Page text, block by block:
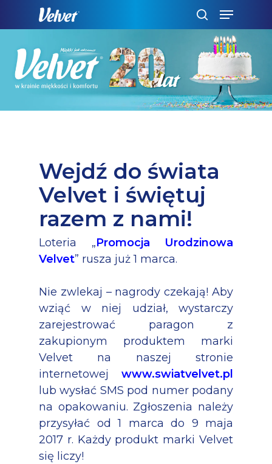
content
szukaj
Menu
Wejdź do świata
Velvet i świętuj
razem z nami!
Loteria „Promocja Urodzinowa
Velvet” rusza już 1 marca.
Nie zwlekaj – nagrody czekają! Aby
wziąć w niej udział, wystarczy
zarejestrować paragon z
zakupionym produktem marki
Velvet na naszej stronie
internetowej www.swiatvelvet.pl
lub wysłać SMS pod numer podany
na opakowaniu. Zgłoszenia należy
przysyłać od 1 marca do 9 maja
2017 r. Każdy produkt marki Velvet
się liczy!